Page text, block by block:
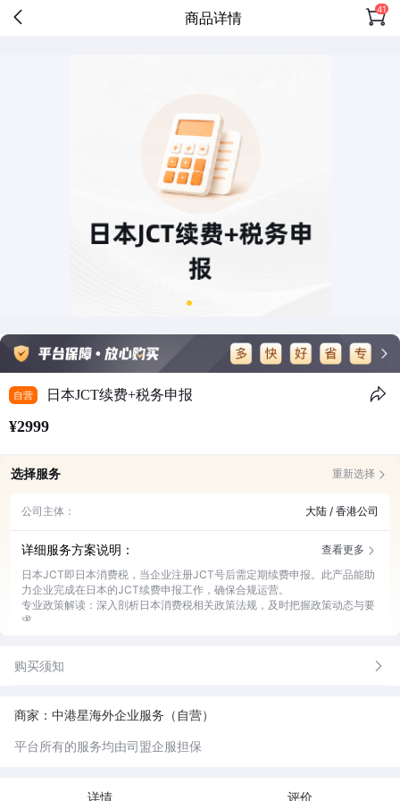
商品详情 41
自营 日本JCT续费+税务申报
¥2999
选择服务 重新选择
公司主体： 大陆 / 香港公司
详细服务方案说明：
查看更多
日本JCT即日本消费税，当企业注册JCT号后需定期续费申报。此产品能助
力企业完成在日本的JCT续费申报工作，确保合规运营。
专业政策解读：深入剖析日本消费税相关政策法规，及时把握政策动态与要
求。
实时进度反馈：申报过程中定期反馈进展，让企业随时掌握情况。
购买须知
商家：中港星海外企业服务（自营）
平台所有的服务均由司盟企服担保
详情 评价